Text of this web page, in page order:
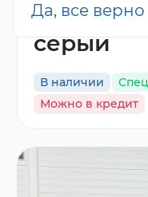
Да, все верно
Omoda
серый
В наличии
Можно в кредит